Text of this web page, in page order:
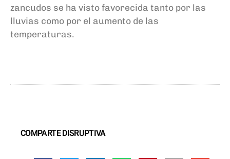
zancudos se ha visto favorecida tanto por las
lluvias como por el aumento de las
temperaturas.
COMPARTE DISRUPTIVA